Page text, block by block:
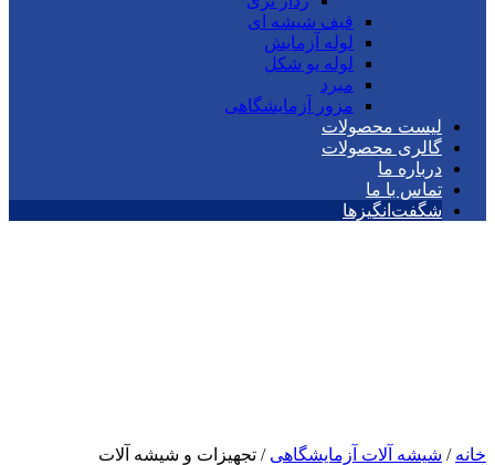
قیف شیشه ای
لوله آزمایش
لوله یو شکل
مبرد
مزور آزمایشگاهی
لیست محصولات
گالری محصولات
درباره ما
تماس با ما
شگفت‌انگیزها
خانه / شیشه آلات آزمایشگاهی / تجهیزات و شیشه آلات